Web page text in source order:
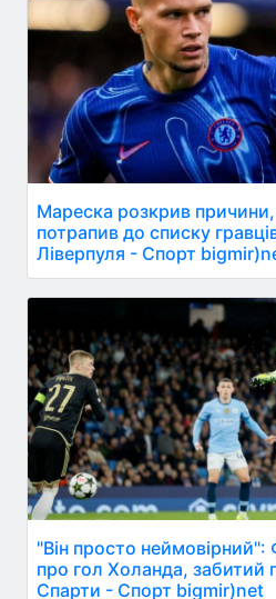
Мареска розкрив
потрапив до списку
Ліверпуля - Спорт
"Він просто
про гол Холанда, забитий
Спарти - Спорт bigmir)net